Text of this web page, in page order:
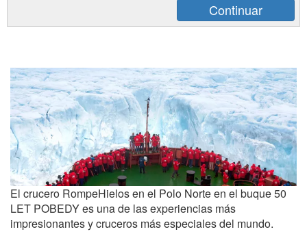
El crucero RompeHielos en el Polo Norte en el buque 50
LET POBEDY es una de las experiencias más
impresionantes y cruceros más especiales del mundo.